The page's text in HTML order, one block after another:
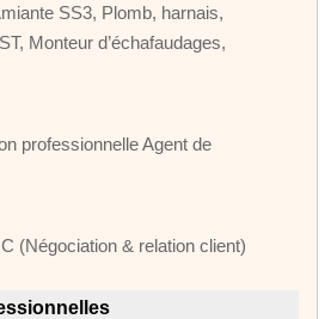
SS3, Plomb, harnais,
Monteur d’échafaudages,
professionnelle Agent de
(Négociation & relation client)